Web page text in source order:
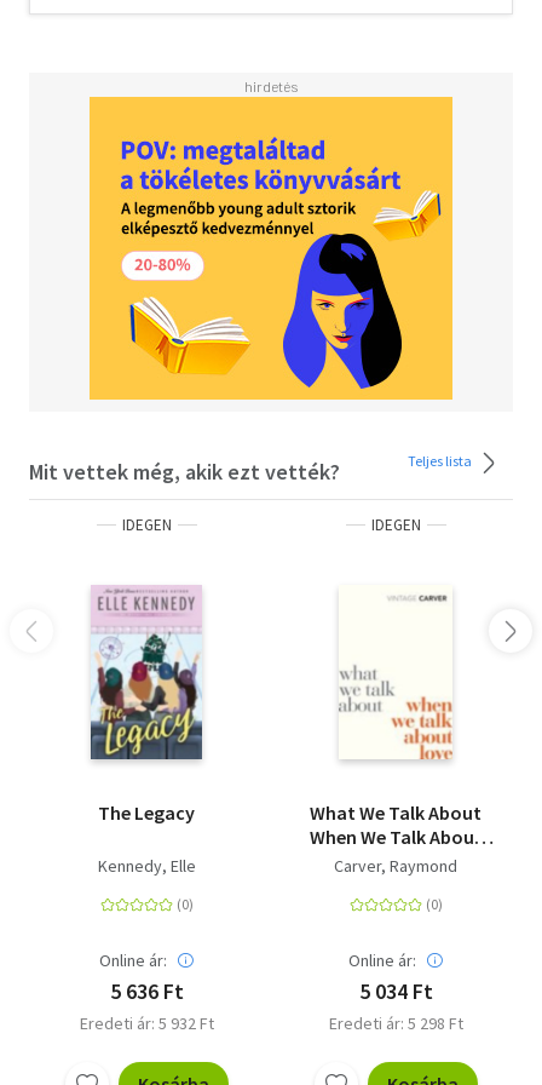
Mit vettek még, akik ezt vették? Teljes lista
IDEGEN
The Legacy
Kennedy, Elle
Online ár:
5 636 Ft
Eredeti ár: 5 932 Ft
IDEGEN
What We Talk About
When We Talk About
Love
Carver, Raymond
Online ár:
5 034 Ft
Eredeti ár: 5 298 Ft